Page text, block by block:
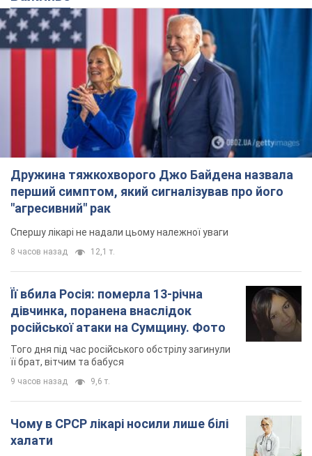
Дружина тяжкохворого Джо Байдена назвала
перший симптом, який сигналізував про його
"агресивний" рак
Спершу лікарі не надали цьому належної уваги
8 часов назад 12,1 т.
Її вбила Росія: померла 13-річна
дівчинка, поранена внаслідок
російської атаки на Сумщину. Фото
Того дня під час російського обстрілу загинули
її брат, вітчим та бабуся
9 часов назад 9,6 т.
Чому в СРСР лікарі носили лише білі
халати